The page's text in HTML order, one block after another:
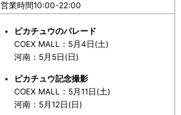
営業時間10:00-22:00
ピカチュウのパレード
COEX MALL：5月4日(土)
河南：5月5日(日)
ピカチュウ記念撮影
COEX MALL：5月11日(土)
河南：5月12日(日)